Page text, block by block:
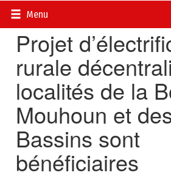
Menu
Accueil>
Projet
rurale
localités de la
Mouhoun et
Bassins sont
bénéficiaires